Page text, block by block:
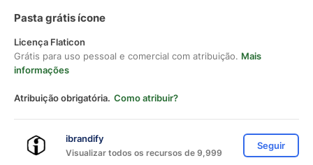
Pasta grátis ícone
Licença Flaticon
Grátis para uso pessoal e comercial com atribuição. Mais
informações
Atribuição obrigatória. Como atribuir?
ibrandify
Visualizar todos os recursos de 9,999
Seguir